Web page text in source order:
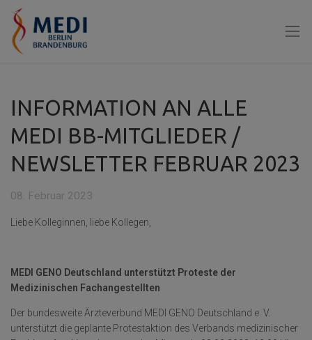
INFORMATION AN ALLE
MEDI BB-MITGLIEDER /
NEWSLETTER FEBRUAR 2023
08. Februar 2023
Liebe Kolleginnen, liebe Kollegen,
MEDI GENO Deutschland unterstützt Proteste der
Medizinischen Fachangestellten
Der bundesweite Ärzteverbund MEDI GENO Deutschland e. V.
unterstützt die geplante Protestaktion des Verbands medizinischer